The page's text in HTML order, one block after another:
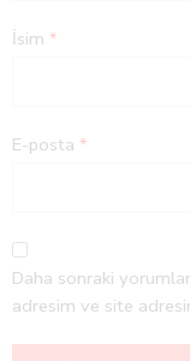
İsim *
E-posta *
Daha sonraki
adresim ve site